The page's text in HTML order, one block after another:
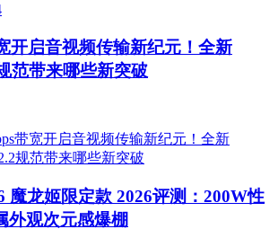
开启音视频传输新纪元！全新
范带来哪些新突破
魔龙姬限定款 2026评测：200W性
外观次元感爆棚